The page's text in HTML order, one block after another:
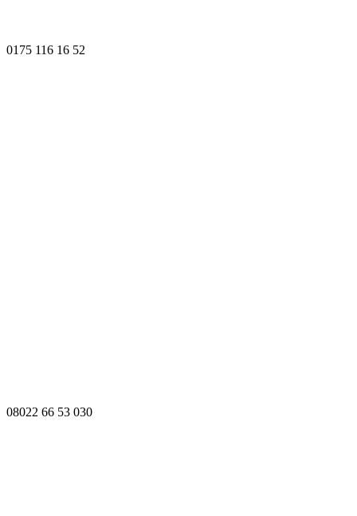
0175 116 16 52
08022 66 53 030